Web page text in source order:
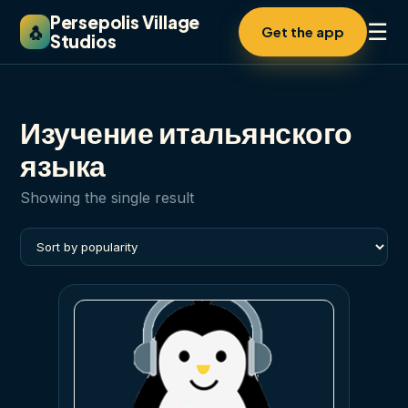
🐧 Persepolis Village
Studios
Get the app ☰
Изучение итальянского
языка
Showing the single result